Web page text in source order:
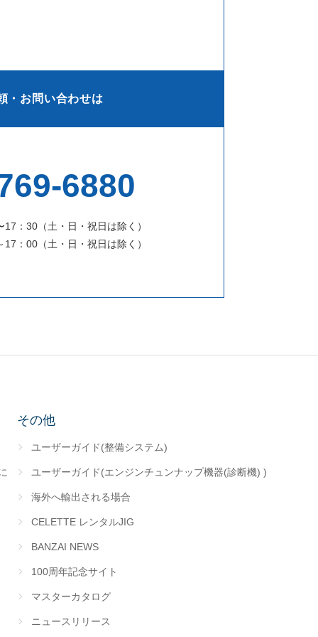
・お問い合わせは
6880
：30（土・日・祝日は除く）
：00（土・日・祝日は除く）
その他
ユーザーガイド(整備システム)
ユーザーガイド(エンジンチュンナップ機器(診断機) )
海外へ輸出される場合
CELETTE レンタルJIG
BANZAI NEWS
100周年記念サイト
マスターカタログ
ニュースリリース